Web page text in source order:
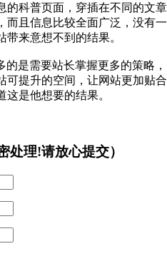
的科普页面，穿插在不同的文章
而且信息比较全面广泛，没有一
来意想不到的结果。
是需要站长掌握更多的策略，
可提升的空间，让网站更加贴合
是他想要的结果。
处理!请放心提交）